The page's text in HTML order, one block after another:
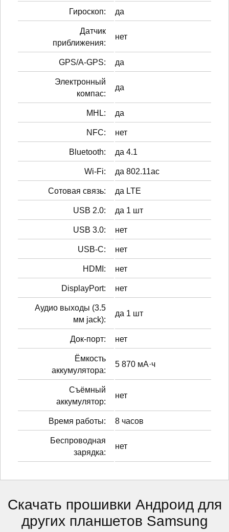
Гироскоп: да
Датчик
приближения:
нет
GPS/A-GPS: да
Электронный
компас:
да
MHL: да
NFC: нет
Bluetooth: да 4.1
Wi-Fi: да 802.11ac
Сотовая связь: да LTE
USB 2.0: да 1 шт
USB 3.0: нет
USB-C: нет
HDMI: нет
DisplayPort: нет
Аудио выходы (3.5
мм jack):
да 1 шт
Док-порт: нет
Ёмкость
аккумулятора:
5 870 мА·ч
Cъёмный
аккумулятор:
нет
Время работы: 8 часов
Беспроводная
зарядка:
нет
Скачать прошивки Андроид для
других планшетов Samsung